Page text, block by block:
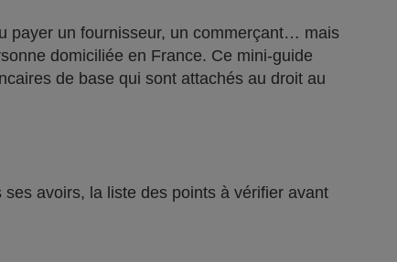
payer un fournisseur, un commerçant… mais
domiciliée en France. Ce mini-guide
de base qui sont attachés au droit au
avoirs, la liste des points à vérifier avant